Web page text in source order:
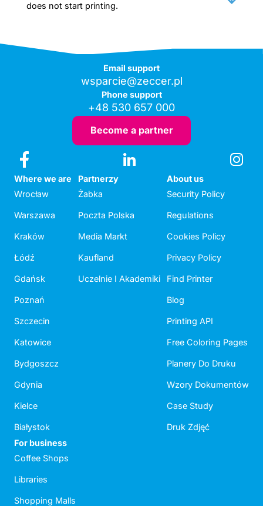
does not start printing.
Email support
wsparcie@zeccer.pl
Phone support
+48 530 657 000
Become a partner
Where we are
Wrocław
Warszawa
Kraków
Łódź
Gdańsk
Poznań
Szczecin
Katowice
Bydgoszcz
Gdynia
Kielce
Białystok
Partnerzy
Żabka
Poczta Polska
Media Markt
Kaufland
Uczelnie I Akademiki
About us
Security Policy
Regulations
Cookies Policy
Privacy Policy
Find Printer
Blog
Printing API
Free Coloring Pages
Planery Do Druku
Wzory Dokumentów
Case Study
Druk Zdjęć
For business
Coffee Shops
Libraries
Shopping Malls